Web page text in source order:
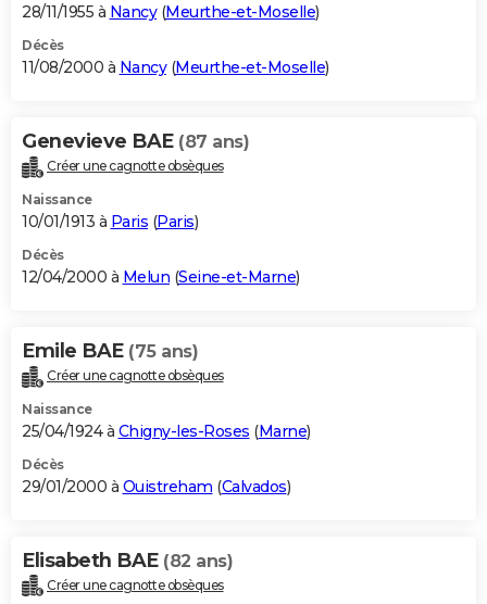
28/11/1955 à Nancy(Meurthe-et-Moselle)
Décès
11/08/2000 à Nancy(Meurthe-et-Moselle)
Genevieve BAE (87 ans)
Créer une cagnotte obsèques
Naissance
10/01/1913 à Paris (Paris)
Décès
12/04/2000 à Melun (Seine-et-Marne)
Emile BAE (75 ans)
Créer une cagnotte obsèques
Naissance
25/04/1924 à Chigny-les-Roses (Marne)
Décès
29/01/2000 à Ouistreham (Calvados)
Elisabeth BAE (82 ans)
Créer une cagnotte obsèques